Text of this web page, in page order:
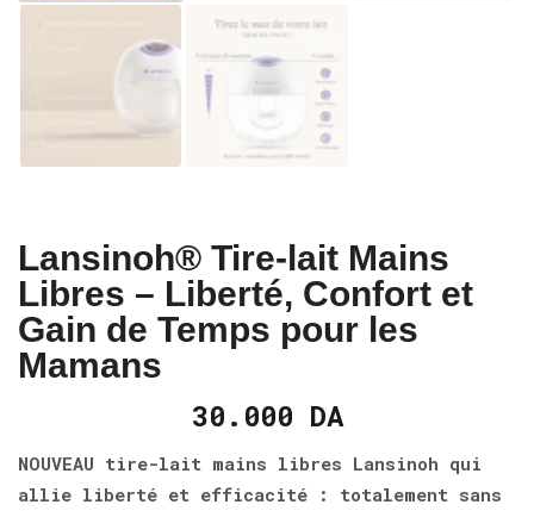
Lansinoh® Tire-lait Mains
Libres – Liberté, Confort et
Gain de Temps pour les
Mamans
30.000 DA
NOUVEAU tire-lait mains libres Lansinoh qui
allie liberté et efficacité : totalement sans